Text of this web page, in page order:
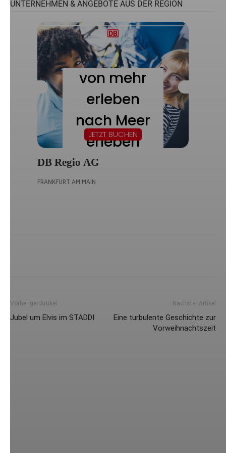
Vorheriger Artikel
Jubel um Elvis im STADDI
Nächster Artikel
Eine turbulente Geschichte zur
Vorweihnachtszeit